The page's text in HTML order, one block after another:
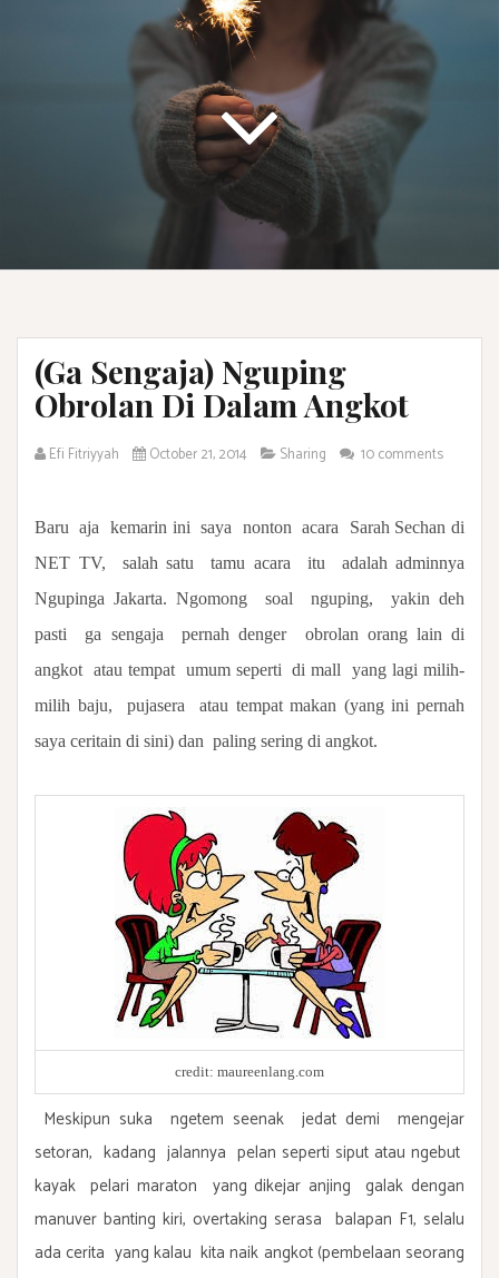
(Ga Sengaja) Nguping
Obrolan Di Dalam Angkot
Efi Fitriyyah October 21, 2014 Sharing 10 comments
Baru aja kemarin ini saya nonton acara
Sarah Sechan di
NET TV,
salah satu tamu acara itu
adalah adminnya
Ngupinga Jakarta. Ngomong soal nguping,
yakin deh
pasti
ga sengaja pernah denger
obrolan orang lain di
angkot atau tempat umum seperti di mall
yang lagi milih-
milih baju,
pujasera
atau tempat makan (yang ini pernah
saya ceritain di sini) dan paling sering di angkot.
credit: maureenlang.com
Meskipun suka ngetem seenak jedat demi mengejar
setoran, kadang jalannya pelan seperti siput atau ngebut
kayak pelari maraton yang dikejar anjing galak dengan
manuver banting kiri, overtaking serasa balapan F1, selalu
ada cerita yang kalau kita naik angkot (pembelaan seorang